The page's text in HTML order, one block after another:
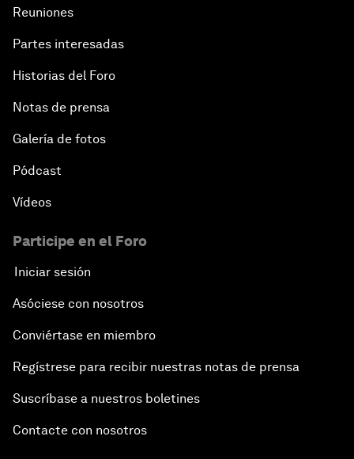
Reuniones
Partes interesadas
Historias del Foro
Notas de prensa
Galería de fotos
Pódcast
Vídeos
Participe en el Foro
Iniciar sesión
Asóciese con nosotros
Conviértase en miembro
Regístrese para recibir nuestras notas de prensa
Suscríbase a nuestros boletines
Contacte con nosotros